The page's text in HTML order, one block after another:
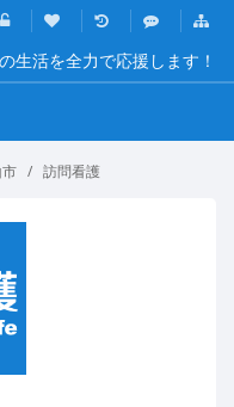
生活を全力で応援します！
訪問看護